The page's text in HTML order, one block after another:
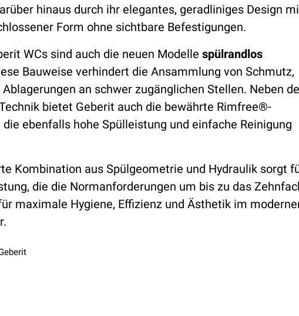
hinaus durch ihr elegantes, geradliniges Design
Form ohne sichtbare Befestigungen.
WCs sind auch die neuen Modelle spülrandlos
Bauweise verhindert die Ansammlung von Schmutz,
an schwer zugänglichen Stellen. Neben
bietet Geberit auch die bewährte Rimfree®-
die ebenfalls hohe Spülleistung und einfache Reinigung
Kombination aus Spülgeometrie und Hydraulik sorgt
die die Normanforderungen um bis zu das
maximale Hygiene, Effizienz und Ästhetik im